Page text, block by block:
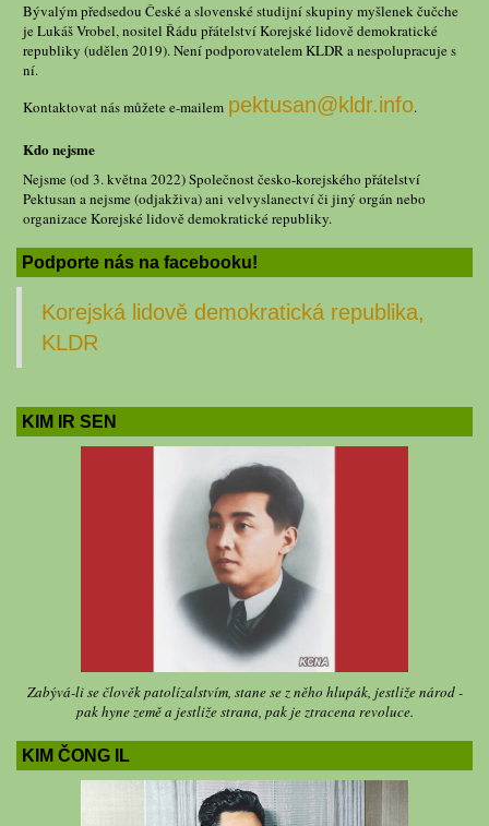
Bývalým předsedou České a slovenské studijní skupiny myšlenek čučche
je Lukáš Vrobel, nositel Řádu přátelství Korejské lidově demokratické
republiky (udělen 2019). Není podporovatelem KLDR a nespolupracuje s
ní.
Kontaktovat nás můžete e-mailem pektusan@kldr.info.
Kdo nejsme
Nejsme (od 3. května 2022) Společnost česko-korejského přátelství
Pektusan a nejsme (odjakživa) ani velvyslanectví či jiný orgán nebo
organizace Korejské lidově demokratické republiky.
Podporte nás na facebooku!
Korejská lidově demokratická republika,
KLDR
KIM IR SEN
Zabývá-li se člověk patolízalstvím, stane se z něho hlupák, jestliže národ -
pak hyne země a jestliže strana, pak je ztracena revoluce.
KIM ČONG IL